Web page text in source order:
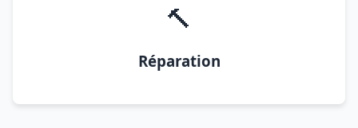
🔨
Réparation